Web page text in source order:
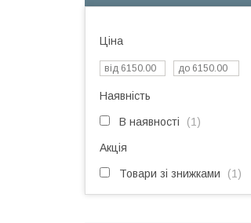
Ціна
Наявність
В наявності 1
Акція
Товари зі знижками 1